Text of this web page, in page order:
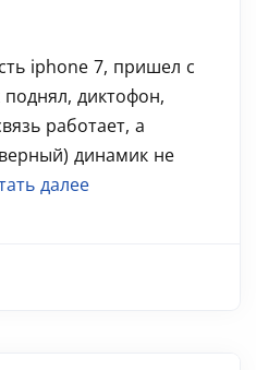
iphone 7, пришел с
поднял, диктофон,
работает, а
динамик не
далее